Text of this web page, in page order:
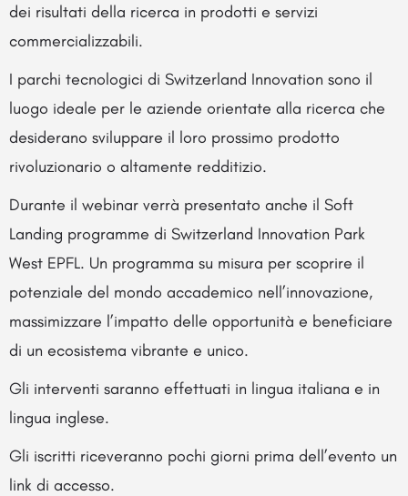
dei risultati della ricerca in prodotti e servizi
commercializzabili.
I parchi tecnologici di Switzerland Innovation sono il
luogo ideale per le aziende orientate alla ricerca che
desiderano sviluppare il loro prossimo prodotto
rivoluzionario o altamente redditizio.
Durante il webinar verrà presentato anche il Soft
Landing programme di Switzerland Innovation Park
West EPFL. Un programma su misura per scoprire il
potenziale del mondo accademico nell’innovazione,
massimizzare l’impatto delle opportunità e beneficiare
di un ecosistema vibrante e unico.
Gli interventi saranno effettuati in lingua italiana e in
lingua inglese.
Gli iscritti riceveranno pochi giorni prima dell’evento un
link di accesso.